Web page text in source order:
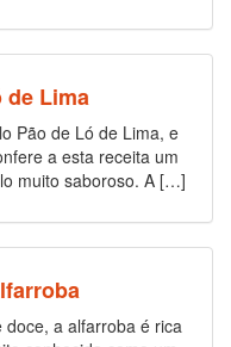
de Lima
Pão de Ló de Lima, e
a esta receita um
muito saboroso. A […]
doce, a alfarroba é rica